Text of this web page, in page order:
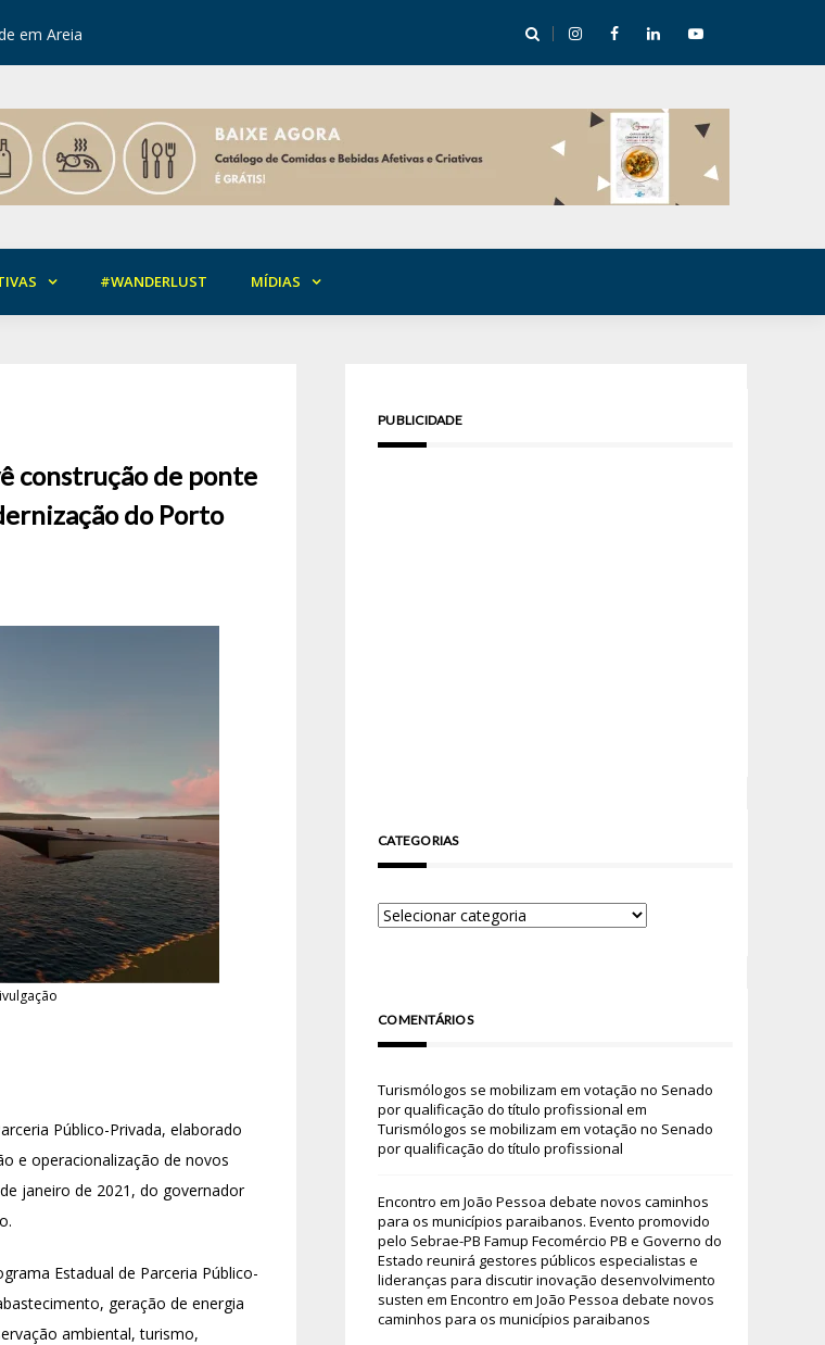
em Areia Mirian Rocha abre mentoria de storytelling com 10 vagas
#WANDERLUST MÍDIAS
construção de ponte
do Porto
Público-Privada, elaborado
e operacionalização de novos
janeiro de 2021, do governador
Estadual de Parceria Público-
geração de energia
ambiental, turismo,
PUBLICIDADE
CATEGORIAS
COMENTÁRIOS
Turismólogos se mobilizam em votação no Senado
por qualificação do título profissional em
Turismólogos se mobilizam em votação no Senado
por qualificação do título profissional
Encontro em João Pessoa debate novos caminhos
para os municípios paraibanos. Evento promovido
pelo Sebrae-PB Famup Fecomércio PB e Governo do
Estado reunirá gestores públicos especialistas e
lideranças para discutir inovação desenvolvimento
susten em Encontro em João Pessoa debate novos
caminhos para os municípios paraibanos